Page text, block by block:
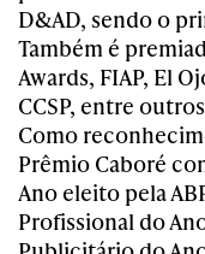
D&AD, sendo o
Também é
Awards, FIAP, El
CCSP, entre
Como
Prêmio Caboré
Ano eleito pela
Profissional do